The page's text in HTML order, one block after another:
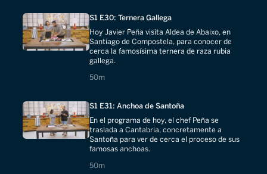
S1 E30: Ternera Gallega
Hoy Javier Peña visita Aldea de Abaixo, en
Santiago de Compostela, para conocer de
cerca la famosísima ternera de raza rubia
gallega.
50m
50 minutes
S1 E31: Anchoa de Santoña
En el programa de hoy, el chef Peña se
traslada a Cantabria, concretamente a
Santoña para ver de cerca el proceso de sus
famosas anchoas.
50m
50 minutes